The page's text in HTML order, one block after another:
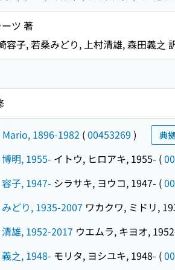
ツ 著
容子, 若桑みどり, 上村清雄, 森田義之
Mario, 1896-1982 (00453269 ) 典
明, 1955- イトウ, ヒロアキ, 1955- (
子, 1947- シラサキ, ヨウコ, 1947- (
どり, 1935-2007 ワカクワ, ミドリ,
清雄, 1952-2017 ウエムラ, キヨオ,
之, 1948- モリタ, ヨシユキ, 1948- (